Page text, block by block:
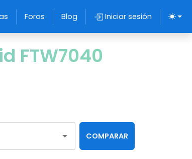
Foros Blog Iniciar sesión
FTW7040
COMPARAR